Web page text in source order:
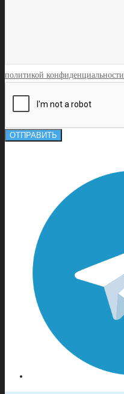
политикой конфиденциальности